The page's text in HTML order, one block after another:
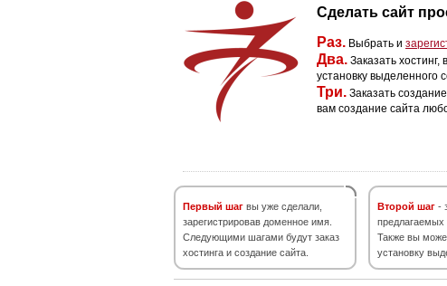
Сделать сайт
Раз. Выбрать и
Два. Заказать
установку выделенного
Три. Заказать
вам создание сайта
Первый шаг вы уже сделали,
зарегистрировав доменное имя.
Следующими шагами будут заказ
хостинга и создание сайта.
Второй шаг -
предлагаемых
Также вы
установку